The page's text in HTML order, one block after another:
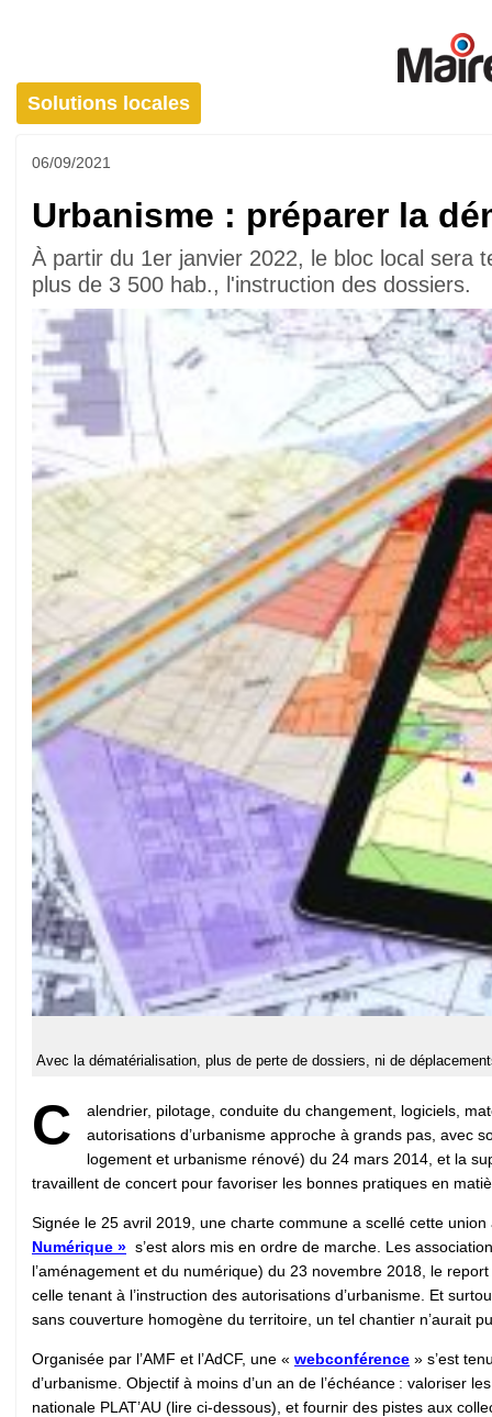
Solutions locales
06/09/2021
Urbanisme : préparer la
À partir du 1er janvier 2022, le bloc local sera
plus de 3 500 hab., l'instruction des dossiers.
Avec la dématérialisation, plus de perte de dossiers, ni de
C
alendrier, pilotage, conduite du changement, logiciels,
autorisations d’urbanisme approche à grands pas, avec
logement et urbanisme rénové) du 24 mars 2014, et la
travaillent de concert pour favoriser les bonnes pratiques en
Signée le 25 avril 2019, une charte commune a scellé cette
Numérique » s’est alors mis en ordre de marche. Les
l’aménagement et du numérique) du 23 novembre 2018, le
celle tenant à l’instruction des autorisations d’urbanisme. Et
sans couverture homogène du territoire, un tel chantier n’aurait
Organisée par l’AMF et l’AdCF, une « webconférence » s’est
d’urbanisme. Objectif à moins d’un an de l’échéance : valoriser
nationale PLAT’AU (lire ci-dessous), et fournir des pistes aux